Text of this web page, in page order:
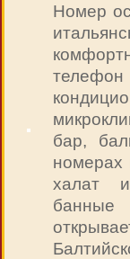
Номер
бар,
номерах
халат и
банные